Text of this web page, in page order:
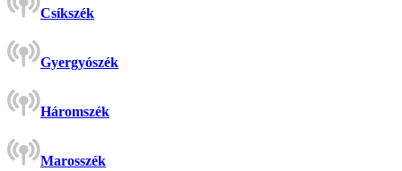
Csíkszék
Gyergyószék
Háromszék
Marosszék